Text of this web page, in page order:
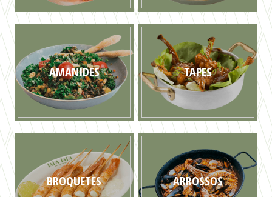
AMANIDES TAPES
BROQUETES ARROSSOS